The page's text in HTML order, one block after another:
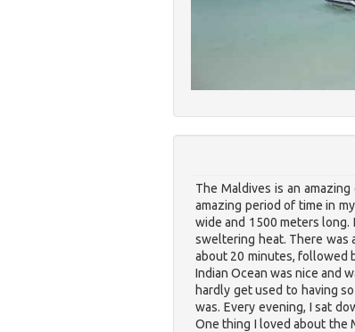
The Maldives is an
amazing period of time in
wide and 1500 meters
sweltering heat. There was
about 20 minutes, followed
Indian Ocean was nice and
hardly get used to having
was. Every evening, I sat
One thing I loved about the